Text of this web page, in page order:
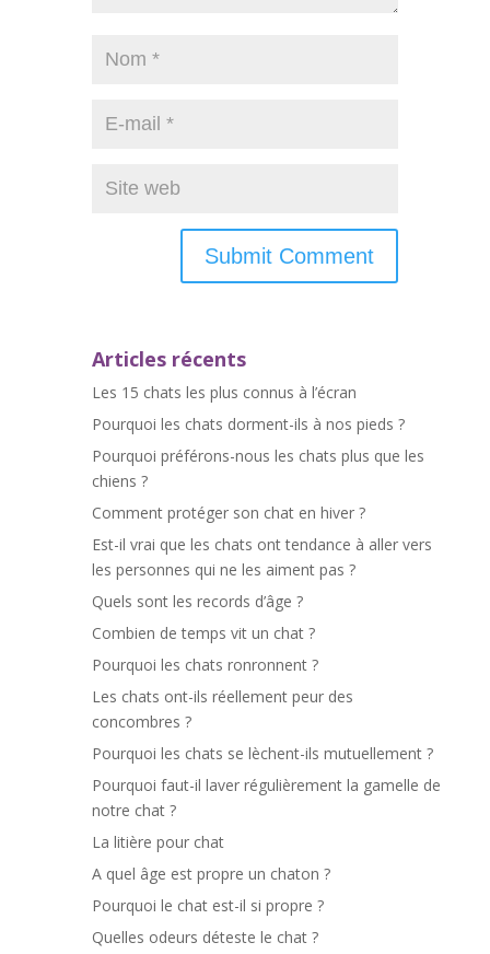
Articles récents
Les 15 chats les plus connus à l’écran
Pourquoi les chats dorment-ils à nos pieds ?
Pourquoi préférons-nous les chats plus que les
chiens ?
Comment protéger son chat en hiver ?
Est-il vrai que les chats ont tendance à aller vers
les personnes qui ne les aiment pas ?
Quels sont les records d’âge ?
Combien de temps vit un chat ?
Pourquoi les chats ronronnent ?
Les chats ont-ils réellement peur des
concombres ?
Pourquoi les chats se lèchent-ils mutuellement ?
Pourquoi faut-il laver régulièrement la gamelle de
notre chat ?
La litière pour chat
A quel âge est propre un chaton ?
Pourquoi le chat est-il si propre ?
Quelles odeurs déteste le chat ?